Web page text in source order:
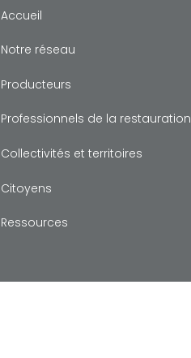
Accueil
Notre réseau
Producteurs
Professionnels de la restauration
Collectivités et territoires
Citoyens
Ressources